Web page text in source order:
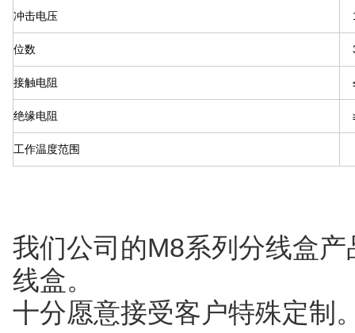
冲击电压
位数
接触电阻
绝缘电阻
工作温度范围
我们公司的M8系列分线盒
线盒。
十分愿意接受客户特殊定制